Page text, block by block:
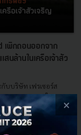
พิกถอนออกจาก
นล้านในเครือเจ้าสัว
บบริษัท เฟรเซอร์ส
Propertyในการ
ง พร็อพเพอร์ต...
×